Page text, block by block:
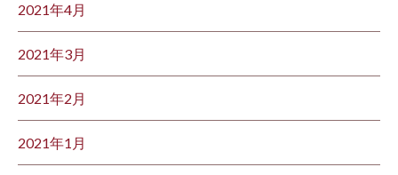
2021年4月
2021年3月
2021年2月
2021年1月